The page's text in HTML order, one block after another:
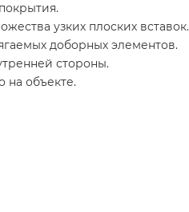
узких плоских вставок.
доборных элементов.
стороны.
на объекте.